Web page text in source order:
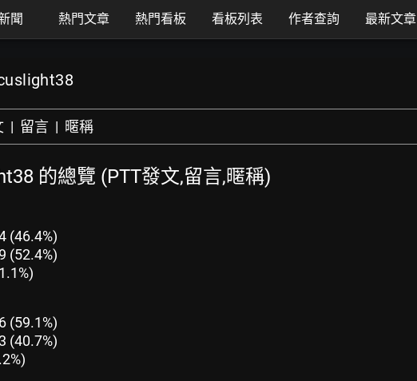
聞 熱門文章 熱門看板 看板列表 作者查詢 最新文章
| 留言 | 暱稱
的總覽 (PTT發文,留言,暱稱)
(46.4%)
(52.4%)
(59.1%)
(40.7%)